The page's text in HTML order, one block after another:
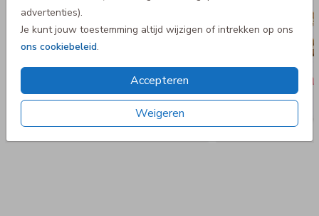
advertenties).
Je kunt jouw toestemming altijd wijzigen of intrekken op ons
ons cookiebeleid.
Accepteren
Weigeren